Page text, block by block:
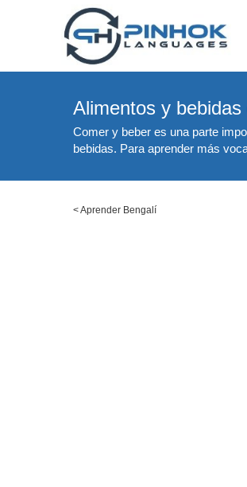
Alimentos y
Comer y beber es una parte
bebidas. Para aprender más
<Aprender Bengalí